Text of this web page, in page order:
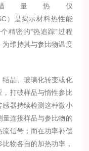
热仪
）是揭示材料热性能
精密的“热追踪”过程
维持其与参比物温度
晶、玻璃化转变或化
打破样品与惰性参比
器持续检测这种微小
量连接样品与参比物的
信号；而在功率补偿
物各自的加热功率，